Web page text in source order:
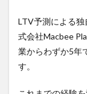
LTV予測による
式会社Macbee
業からわずか5年
す。